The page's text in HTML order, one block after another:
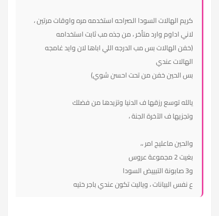
كريم الهالات السودا الصراحه استخدمه مره واوقات مرتين ،
لاني اداوم وارد متأخر ، من جذه مب ثابت استخدامه
(خفن الهالات بس مب الدرجه اللي اباها لان وايد غامجه
الهالات عندي
بس الحين خفن من تحت احسن شوي)
يالله توسع رزقها ف الدنيا وتزيدها من فضلك
وتجزيها ف الآخرة الجنة ،
والحين ماعليج امر ،،
بغيت 2 مجموعة عروس
و3 صابونة التبييض السودا
ع نفس البيانات ، وياليت تكون عندي باجر ختيه